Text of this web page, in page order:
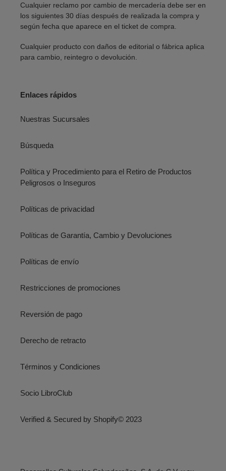
Cualquier reclamo por cambio de mercadería debe ser en
los siguientes 30 días después de realizada la compra y
según fecha que aparece en el ticket de compra.
Cualquier producto con daños de editorial o fábrica aplica
para cambio, reintegro o devolución.
Enlaces rápidos
Nuestras Sucursales
Búsqueda
Política y Procedimiento para el Retiro de Productos
Peligrosos o Inseguros
Políticas de privacidad
Políticas de Garantía, Cambio y Devoluciones
Políticas de envío
Restricciones de promociones
Reversión de pago
Derecho de retracto
Términos y Condiciones
Socio LibroClub
Verified & Secured by Shopify© 2023